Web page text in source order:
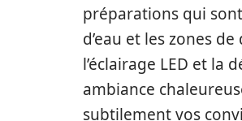
préparations qui
d’eau et les zones
l’éclairage LED et la
ambiance
subtilement vos